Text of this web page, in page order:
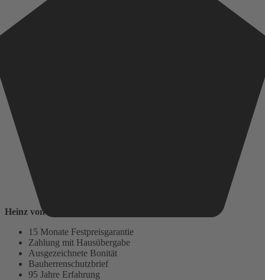
Heinz von Heiden baut auf:
15 Monate Festpreisgarantie
Zahlung mit Hausübergabe
Ausgezeichnete Bonität
Bauherrenschutzbrief
95 Jahre Erfahrung